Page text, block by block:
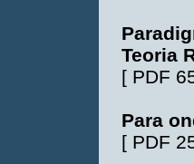
Teoria
[ PDF
Para
[ PDF